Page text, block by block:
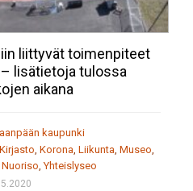
liittyvät toimenpiteet
lisätietoja tulossa
aikana
kaupunki
Kirjasto, Korona, Liikunta, Museo,
Nuoriso,Yhteislyseo